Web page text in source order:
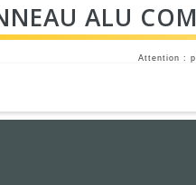
ALU
Attention :